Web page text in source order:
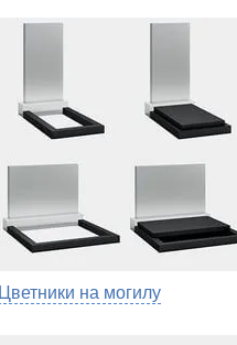
Цветники на могилу